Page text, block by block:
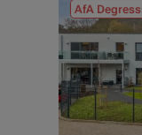
AfA